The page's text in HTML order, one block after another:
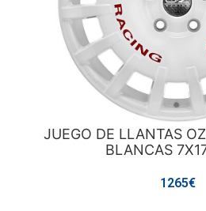
JUEGO DE LLANTAS
BLANCAS
1265€